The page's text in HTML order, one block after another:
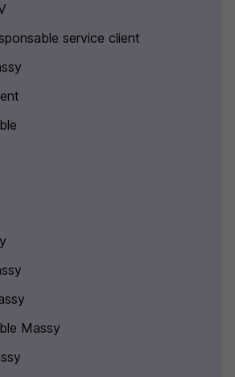
service client
Massy